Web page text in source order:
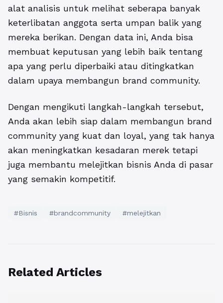
alat analisis untuk melihat seberapa banyak
keterlibatan anggota serta umpan balik yang
mereka berikan. Dengan data ini, Anda bisa
membuat keputusan yang lebih baik tentang
apa yang perlu diperbaiki atau ditingkatkan
dalam upaya membangun brand community.
Dengan mengikuti langkah-langkah tersebut,
Anda akan lebih siap dalam membangun brand
community yang kuat dan loyal, yang tak hanya
akan meningkatkan kesadaran merek tetapi
juga membantu melejitkan bisnis Anda di pasar
yang semakin kompetitif.
#Bisnis #brandcommunity #melejitkan
Related Articles